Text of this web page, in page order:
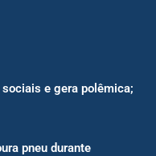
e gera polêmica;
pneu durante